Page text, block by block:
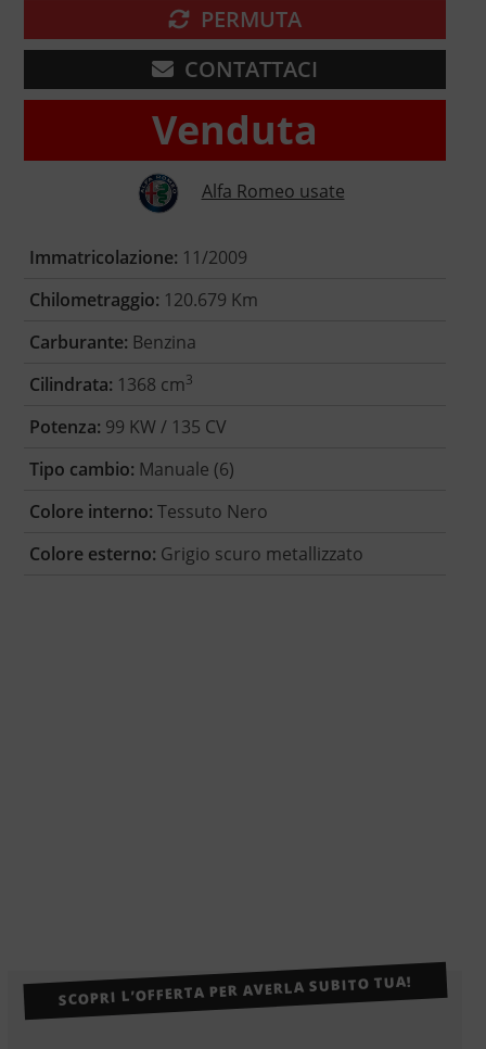
PERMUTA
CONTATTACI
Venduta
Alfa Romeo usate
Immatricolazione: 11/2009
Chilometraggio: 120.679 Km
Carburante: Benzina
Cilindrata: 1368 cm3
Potenza: 99 KW / 135 CV
Tipo cambio: Manuale (6)
Colore interno: Tessuto Nero
Colore esterno: Grigio scuro metallizzato
SCOPRI L’OFFERTA PER AVERLA SUBITO TUA!